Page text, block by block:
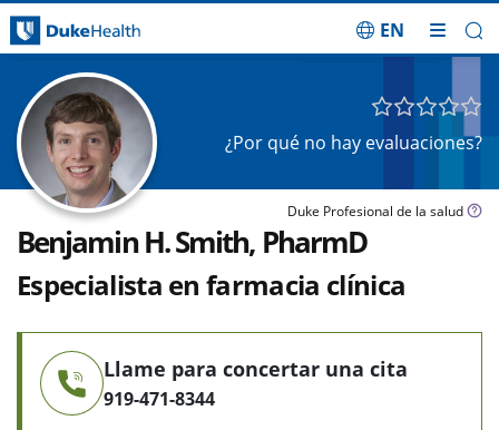
EN
¿Por qué no hay evaluaciones?
Duke Profesional de la salud
Benjamin H. Smith, PharmD
Especialista en farmacia clínica
Llame para concertar una cita
919-471-8344